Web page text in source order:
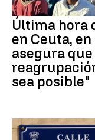
Última hora
en Ceuta,
asegura
sea posible"